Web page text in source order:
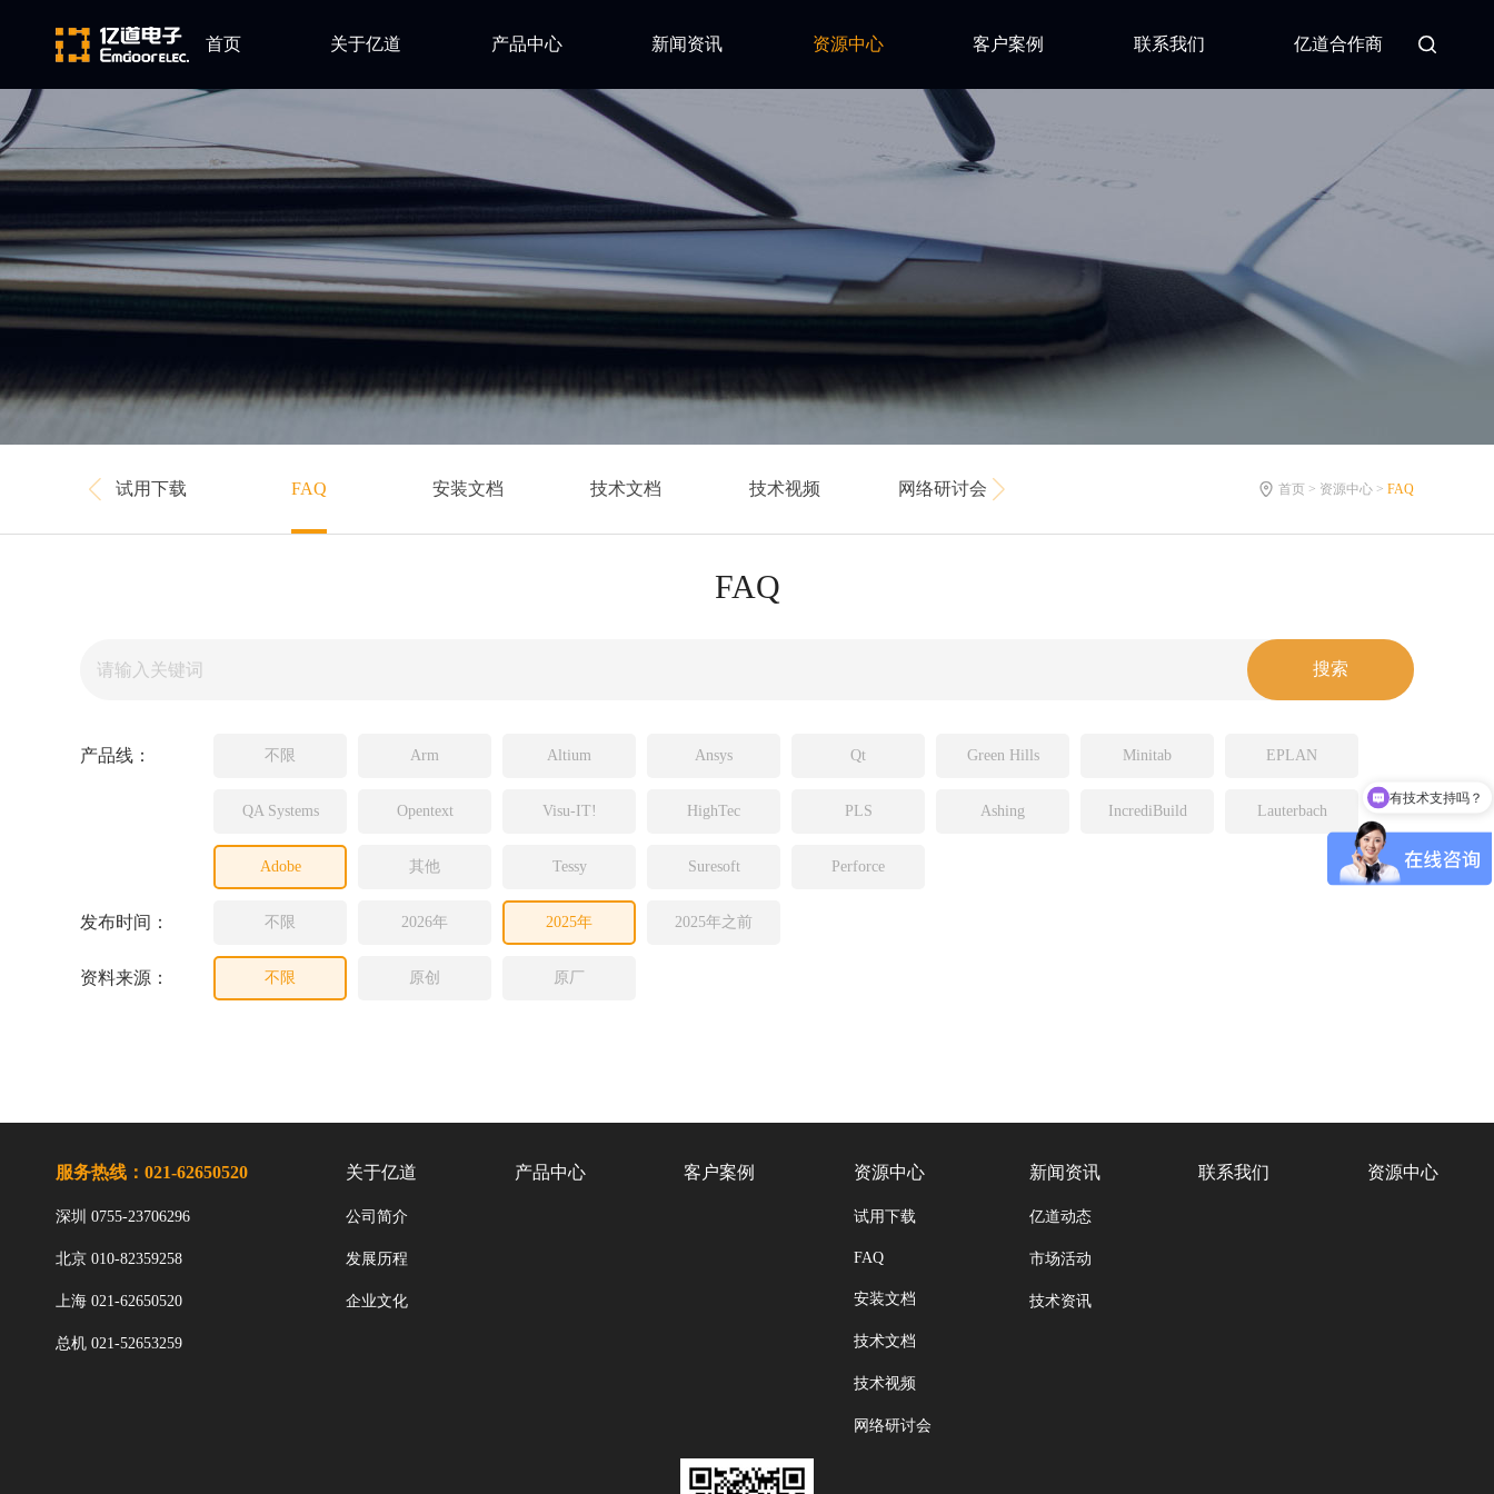
首页 关于亿道
企业文化
产品中心
Qt
Minitab
Visu-IT
Source Insight
Incredibuild
新闻资讯
市场活动
技术资讯
资源中心
网络研讨会
客户案例 联系我们 亿道合作商
试用下载 FAQ 安装文档 技术文档 技术视频 网络研讨会 首页 > 资源中心 > FAQ
FAQ
产品线： 不限 Arm Altium Ansys Qt Green Hills Minitab EPLAN
QA Systems Opentext Visu-IT! HighTec PLS Ashing IncrediBuild Lauterbach
Adobe 其他 Tessy Suresoft Perforce
发布时间： 不限 2026年 2025年 2025年之前
资料来源： 不限 原创 原厂
服务热线：021-62650520
深圳 0755-23706296
北京 010-82359258
上海 021-62650520
总机 021-52653259
关于亿道
公司简介
发展历程
企业文化
产品中心 客户案例 资源中心
试用下载
FAQ
安装文档
技术文档
技术视频
网络研讨会
新闻资讯
亿道动态
市场活动
技术资讯
联系我们 资源中心
有技术支持吗？